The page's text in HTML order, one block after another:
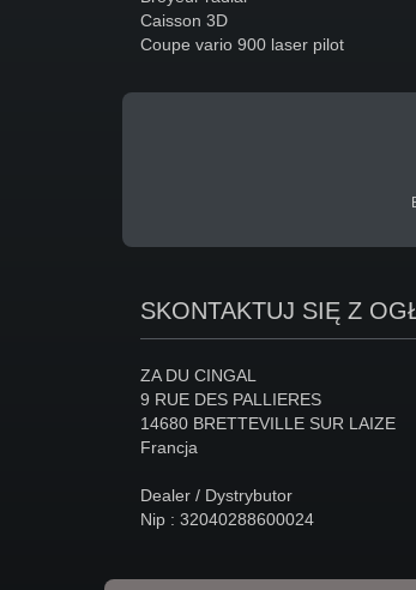
Caisson 3D
Coupe vario 900 laser pilot
SKONTAKTUJ SIĘ Z
ZA DU CINGAL
9 RUE DES PALLIERES
14680 BRETTEVILLE SUR LAIZE
Francja
Dealer / Dystrybutor
Nip : 32040288600024